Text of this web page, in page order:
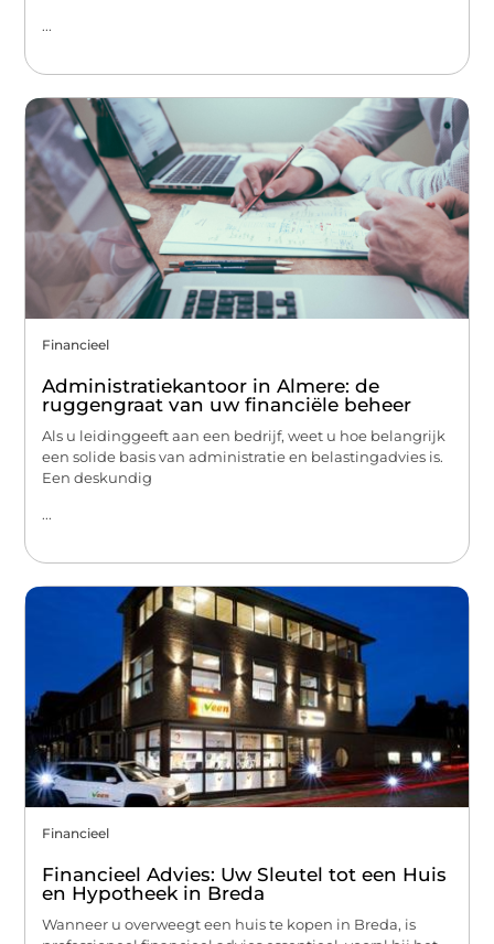
...
Financieel
Administratiekantoor in Almere: de
ruggengraat van uw financiële beheer
Als u leidinggeeft aan een bedrijf, weet u hoe belangrijk
een solide basis van administratie en belastingadvies is.
Een deskundig
...
Financieel
Financieel Advies: Uw Sleutel tot een Huis
en Hypotheek in Breda
Wanneer u overweegt een huis te kopen in Breda, is